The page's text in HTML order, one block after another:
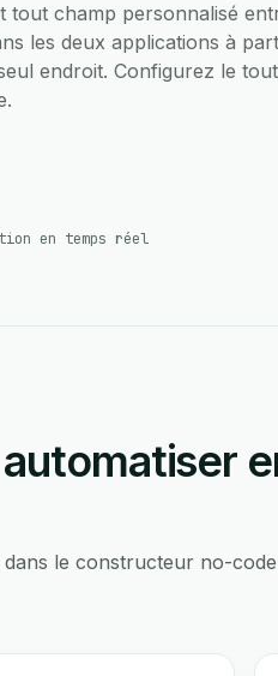
tout champ personnalisé
les deux applications à
endroit. Configurez le
en temps réel
le constructeur no-